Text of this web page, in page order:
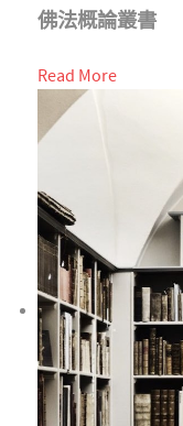
佛法概論叢書
Read More